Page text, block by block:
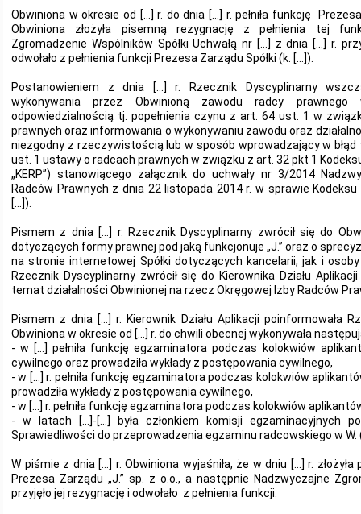
Obwiniona w okresie od […] r. do dnia […] r. pełniła funkcję
Obwiniona złożyła pisemną rezygnację z pełnienia tej
Zgromadzenie Wspólników Spółki Uchwałą nr […] z dnia […] r.
odwołało z pełnienia funkcji Prezesa Zarządu Spółki (k. […]).
Postanowieniem z dnia […] r. Rzecznik Dyscyplinarny
wykonywania przez Obwinioną zawodu radcy
odpowiedzialnością tj. popełnienia czynu z art. 64 ust. 1 w
prawnych oraz informowania o wykonywaniu zawodu oraz
niezgodny z rzeczywistością lub w sposób wprowadzający w błąd
ust. 1 ustawy o radcach prawnych w związku z art. 32 pkt 1
„KERP”) stanowiącego załącznik do uchwały nr 3/2014
Radców Prawnych z dnia 22 listopada 2014 r. w sprawie
[…]).
Pismem z dnia […] r. Rzecznik Dyscyplinarny zwrócił się do
dotyczących formy prawnej pod jaką funkcjonuje „J.” oraz o
na stronie internetowej Spółki dotyczących kancelarii, jak i
Rzecznik Dyscyplinarny zwrócił się do Kierownika Działu
temat działalności Obwinionej na rzecz Okręgowej Izby Radców
Pismem z dnia […] r. Kierownik Działu Aplikacji poinformowała
Obwiniona w okresie od […] r. do chwili obecnej wykonywała
- w […] pełniła funkcję egzaminatora podczas kolokwiów
cywilnego oraz prowadziła wykłady z postępowania cywilnego,
- w […] r. pełniła funkcję egzaminatora podczas kolokwiów
prowadziła wykłady z postępowania cywilnego,
- w […] r. pełniła funkcję egzaminatora podczas kolokwiów
- w latach […]-[…] była członkiem komisji egzaminacyjnych
Sprawiedliwości do przeprowadzenia egzaminu radcowskiego w W.
W piśmie z dnia […] r. Obwiniona wyjaśniła, że w dniu […] r.
Prezesa Zarządu „J.” sp. z o.o., a następnie Nadzwyczajne
przyjęło jej rezygnację i odwołało z pełnienia funkcji.